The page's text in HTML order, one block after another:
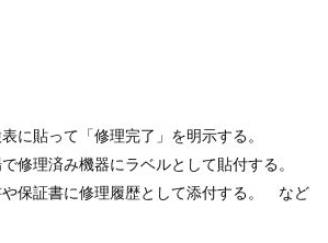
に貼って「修理完了」を明示する。
修理済み機器にラベルとして貼付する。
や保証書に修理履歴として添付する。 など